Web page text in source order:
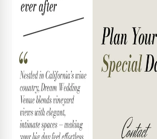
Criado
Última atualização
Comunidade
Adicionado
Estatísticas de uso
Principais recursos deste
Tipo de dobra
Três dobra